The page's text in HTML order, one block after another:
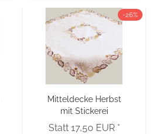
-26%
Mitteldecke Herbst
mit Stickerei
“Herbstlaub“ 85x85
Statt 17,50 EUR *